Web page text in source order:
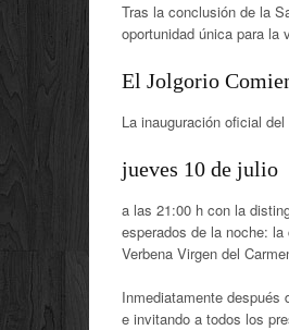
Tras la conclusión de la
oportunidad única para la
El Jolgorio
La inauguración oficial
jueves 10 de julio
a las 21:00 h con la
esperados de la noche:
Verbena Virgen del
Inmediatamente
e invitando a todos los